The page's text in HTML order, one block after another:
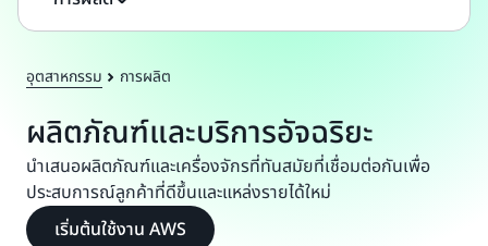
อุตสาหกรรม การผลิต
ผลิตภัณฑ์และบริการอัจฉริยะ
นำเสนอผลิตภัณฑ์และเครื่องจักรที่ทันสมัยที่เชื่อมต่อกันเพื่อ
ประสบการณ์ลูกค้าที่ดีขึ้นและแหล่งรายได้ใหม่
เริ่มต้นใช้งาน AWS